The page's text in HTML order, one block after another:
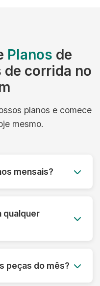
Planos de
de corrida no
planos e comece
mesmo.
mensais?
e muito
qualquer
é nossa
peças do mês?